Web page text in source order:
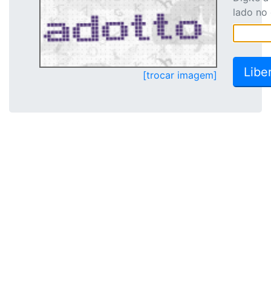
[trocar imagem]
lado no